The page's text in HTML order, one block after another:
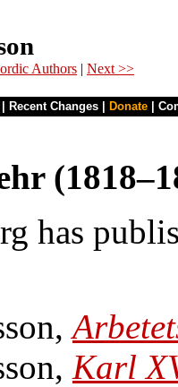
Authors | Next >>
Recent Changes Donate
has
Karl